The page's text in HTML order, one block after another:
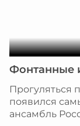
Фонтанные
Прогуляться
появился
ансамбль